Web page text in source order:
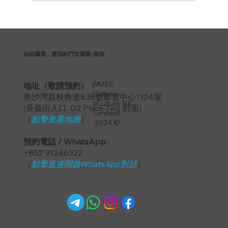
MUSE
Gallery
(iCulture HK
Limited)
2024 ©
如欲購買，需預約門市選購/查詢
地址（敬請預約）：
長沙灣荔枝角道838號勵豐中心1104室
​(長義街入口, D2 Place Two 對面)
（ 點擊查看地圖）
預約電話 / WhatsApp :
+852 91246322
（ 點擊直接開啟WhatsApp對話）